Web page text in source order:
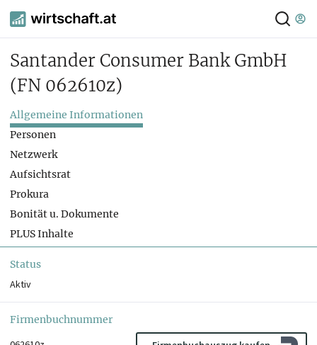
Santander Consumer Bank GmbH
(FN 062610z)
Allgemeine Informationen
Personen
Netzwerk
Aufsichtsrat
Prokura
Bonität u. Dokumente
PLUS Inhalte
Status
Aktiv
Firmenbuchnummer